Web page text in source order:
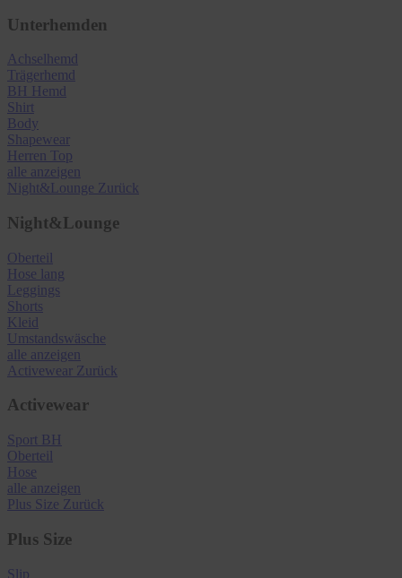
Unterhemden
Achselhemd
Trägerhemd
BH Hemd
Shirt
Body
Shapewear
Herren Top
alle anzeigen
Night&Lounge Zurück
Night&Lounge
Oberteil
Hose lang
Leggings
Shorts
Kleid
Umstandswäsche
alle anzeigen
Activewear Zurück
Activewear
Sport BH
Oberteil
Hose
alle anzeigen
Plus Size Zurück
Plus Size
Slip